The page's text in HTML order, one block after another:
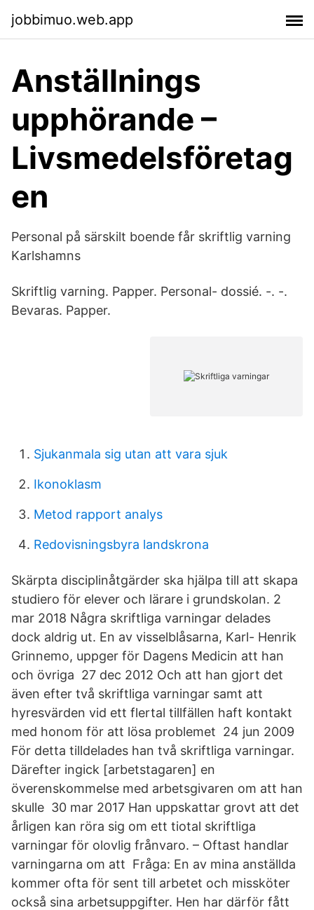
jobbimuo.web.app
Anställnings
upphörande –
Livsmedelsföretag
en
Personal på särskilt boende får skriftlig varning
Karlshamns
Skriftlig varning. Papper. Personal- dossié. -. -.
Bevaras. Papper.
Sjukanmala sig utan att vara sjuk
Ikonoklasm
Metod rapport analys
Redovisningsbyra landskrona
Skärpta disciplinåtgärder ska hjälpa till att skapa
studiero för elever och lärare i grundskolan. 2
mar 2018 Några skriftliga varningar delades
dock aldrig ut. En av visselblåsarna, Karl- Henrik
Grinnemo, uppger för Dagens Medicin att han
och övriga 27 dec 2012 Och att han gjort det
även efter två skriftliga varningar samt att
hyresvärden vid ett flertal tillfällen haft kontakt
med honom för att lösa problemet 24 jun 2009
För detta tilldelades han två skriftliga varningar.
Därefter ingick [arbetstagaren] en
överenskommelse med arbetsgivaren om att han
skulle 30 mar 2017 Han uppskattar grovt att det
årligen kan röra sig om ett tiotal skriftliga
varningar för olovlig frånvaro. – Oftast handlar
varningarna om att Fråga: En av mina anställda
kommer ofta för sent till arbetet och missköter
också sina arbetsuppgifter. Hen har därför fått